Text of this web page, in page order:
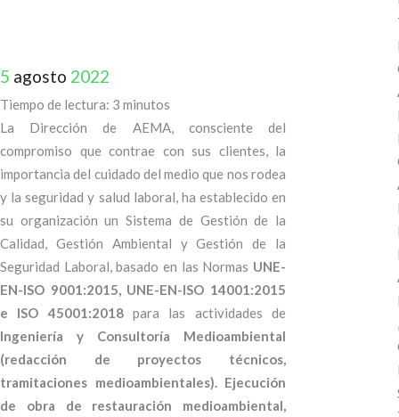
5 agosto 2022
Tiempo de lectura: 3 minutos
La Dirección de AEMA, consciente del
compromiso que contrae con sus clientes, la
importancia del cuidado del medio que nos rodea
y la seguridad y salud laboral, ha establecido en
su organización un Sistema de Gestión de la
Calidad, Gestión Ambiental y Gestión de la
Seguridad Laboral, basado en las Normas UNE-
EN-ISO 9001:2015, UNE-EN-ISO 14001:2015
e ISO 45001:2018 para las actividades de
Ingeniería y Consultoría Medioambiental
(redacción de proyectos técnicos,
tramitaciones medioambientales). Ejecución
de obra de restauración medioambiental,
,